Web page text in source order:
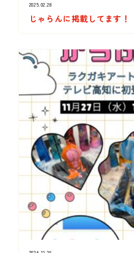
2025.02.28
じゃらんに掲載してます！